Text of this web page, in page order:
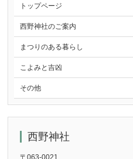
トップページ
西野神社のご案内
まつりのある暮らし
こよみと吉凶
その他
西野神社